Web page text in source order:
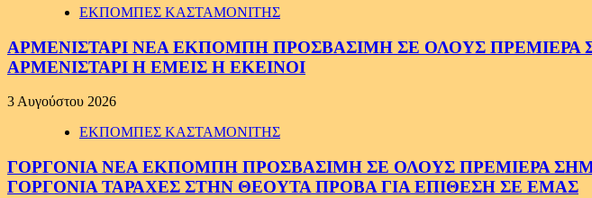
ΕΚΠΟΜΠΕΣ ΚΑΣΤΑΜΟΝΙΤΗΣ
ΑΡΜΕΝΙΣΤΑΡΙ ΝΕΑ ΕΚΠΟΜΠΗ ΠΡΟΣΒΑΣΙΜΗ ΣΕ ΟΛΟΥΣ ΠΡΕΜΙΕΡΑ
ΑΡΜΕΝΙΣΤΑΡΙ Η ΕΜΕΙΣ Η ΕΚΕΙΝΟΙ
3 Αυγούστου 2026
ΕΚΠΟΜΠΕΣ ΚΑΣΤΑΜΟΝΙΤΗΣ
ΓΟΡΓΟΝΙΑ ΝΕΑ ΕΚΠΟΜΠΗ ΠΡΟΣΒΑΣΙΜΗ ΣΕ ΟΛΟΥΣ ΠΡΕΜΙΕΡΑ
ΓΟΡΓΟΝΙΑ ΤΑΡΑΧΕΣ ΣΤΗΝ ΘΕΟΥΤΑ ΠΡΟΒΑ ΓΙΑ ΕΠΙΘΕΣΗ ΣΕ ΕΜΑΣ